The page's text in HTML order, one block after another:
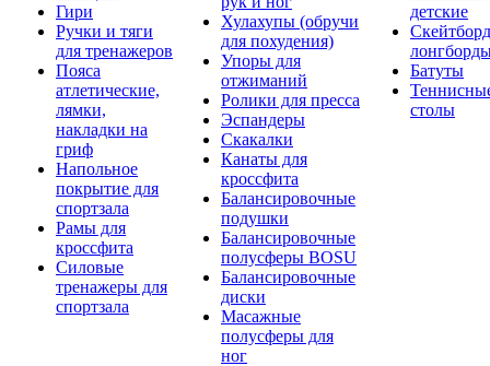
Гири
Ручки и тяги
для тренажеров
Пояса
атлетические,
лямки,
накладки на
гриф
Напольное
покрытие для
спортзала
Рамы для
кроссфита
Силовые
тренажеры для
спортзала
Хулахупы (обручи
для похудения)
Упоры для
отжиманий
Ролики для пресса
Эспандеры
Скакалки
Канаты для
кроссфита
Балансировочные
подушки
Балансировочные
полусферы BOSU
Балансировочные
диски
Масажные
полусферы для
ног
детские
Батуты
столы